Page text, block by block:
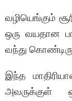
வழியெங்கும்
ஒரு வயதான
வந்து
இந்த
அவருக்குள்